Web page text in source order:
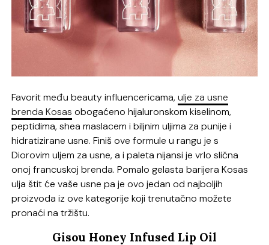
Favorit među beauty influencericama,ulje za usne
brenda Kosas obogaćeno hijaluronskom kiselinom,
peptidima, shea maslacem i biljnim uljima za punije i
hidratizirane usne. Finiš ove formule u rangu je s
Diorovim uljem za usne, a i paleta nijansi je vrlo slična
onoj francuskoj brenda. Pomalo gelasta barijera Kosas
ulja štit će vaše usne pa je ovo jedan od najboljih
proizvoda iz ove kategorije koji trenutačno možete
pronaći na tržištu.
Gisou Honey Infused Lip Oil